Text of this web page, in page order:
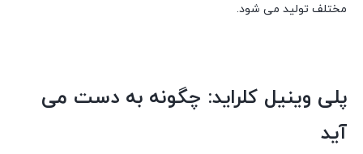
مختلف تولید می شود.
پلی وینیل کلراید: چگونه به دست می
آید